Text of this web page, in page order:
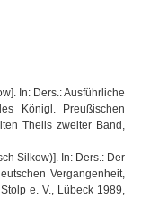
In: Ders.: Ausführliche
Königl. Preußischen
Theils zweiter Band,
Silkow)]. In: Ders.: Der
Vergangenheit,
e. V., Lübeck 1989,